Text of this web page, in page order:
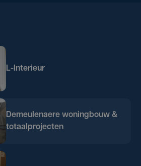
L-Interieur
Demeulenaere woningbouw &
totaalprojecten